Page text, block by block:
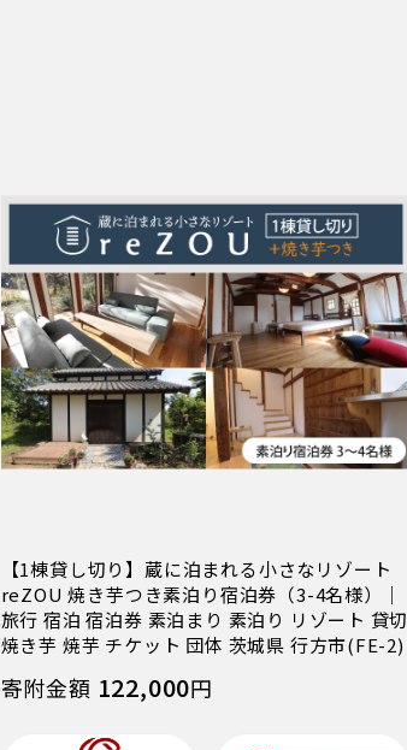
【1棟貸し切り】蔵に泊まれる小さなリゾート
reZOU 焼き芋つき素泊り宿泊券（3-4名様）｜
旅行 宿泊 宿泊券 素泊まり 素泊り リゾート 貸切
焼き芋 焼芋 チケット 団体 茨城県 行方市(FE-2)
寄附金額 122,000円